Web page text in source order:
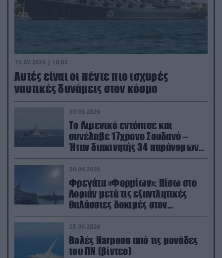
15.07.2026 | 16:03
Aυτές είναι οι πέντε πιο ισχυρές
ναυτικές δυνάμεις στον κόσμο
30.06.2026
Το Λιμενικό εντόπισε και
συνέλαβε 17χρονο Σουδανό –
Ήταν διακινητής 34 παράνομων
μεταναστών
30.06.2026
Φρεγάτα «Φορμίων»: Πίσω στο
Λοριάν μετά τις εξαντλητικές
θαλάσσιες δοκιμές στον
απαιτητικό Βισκαϊκό
25.06.2026
Βολές Harpoon από τις μονάδες
του ΠΝ (βίντεο)